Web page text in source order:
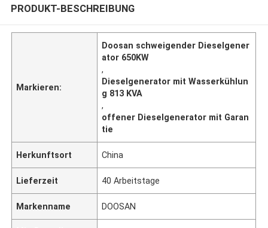
PRODUKT-BESCHREIBUNG
Markieren:
Doosan schweigender Dieselgener
ator 650KW
,
Dieselgenerator mit Wasserkühlun
g 813 KVA
,
offener Dieselgenerator mit Garan
tie
Herkunftsort China
Lieferzeit 40 Arbeitstage
Markenname DOOSAN